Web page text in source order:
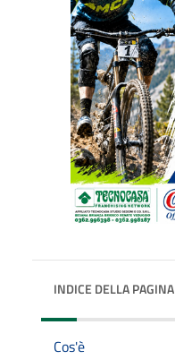
INDICE DELLA PAGINA
Cos'è